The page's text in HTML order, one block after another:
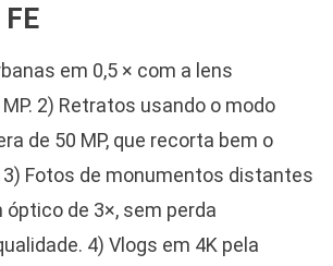
em 0,5 × com a lens
2) Retratos usando o modo
de 50 MP, que recorta bem o
3) Fotos de monumentos distantes
óptico de 3×, sem perda
4) Vlogs em 4K pela